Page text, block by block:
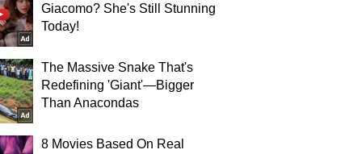
Giacomo? She's Still Stunning
Today!
The Massive Snake That's
Redefining 'Giant'—Bigger
Than Anacondas
8 Movies Based On Real